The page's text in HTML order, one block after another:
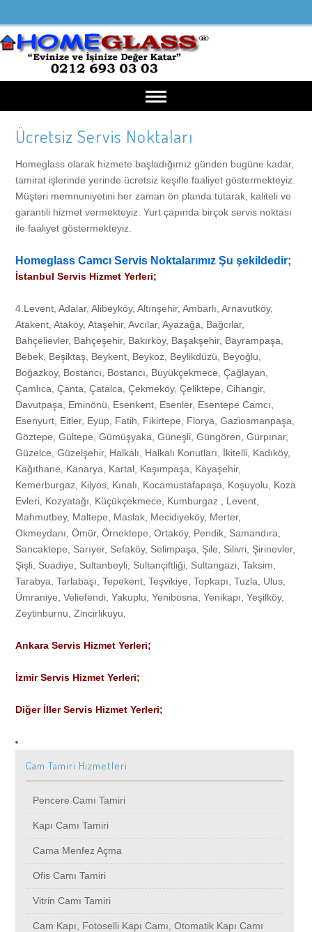
Anasayfa
Hakkımızda
Hakkımızda
Misyonumuz
Hedefimiz
Kalite Politikamız
Cam Tamiri
Pencere Camı Tamiri
Cama Menfez Açma
Ofis Camı Tamiri
Vitrin Camı Tamiri
Cam Kapı, Fotoselli Kapı Camı, Otomatik Kapı Camı Tamiri
Duşakabin Camı Tamiri
Cam Balkon Tamiri
Çerçeve Camı Tamiri
Masa Camı ve Sehpa Camı Tamiri
Ürünlerimiz
Kapı Camı İmalatı ve Montajı
Ofis Camı İmalatı ve Bölme İşlemi
Vitrin Camı İmalatı ve Montajı
Duşakabin İmalatı Montajı ve Camı
Dış Cephe Camlama
Çerçeve, Dekoratif Ayna, Bombeli Ayna İmalatı, Satışı, Montajı
Cam Balkon, Katlanır Cam Sistemleri, Kış Bahçesi İmalatı, Satışı ve
Cam Kapı İmalatı, Satışı, Montajı
Temperli Cam, Lamine Cam, İmalatı, Satışı, Montajı
Servis
Camcı
İkitelli
Merter
Bakırköy
Arnavutköy
Ataşehir
Ataköy
Beykoz
Bahçelievler
Bahçeşehir
Başakşehir
İletişim
Ücretsiz Servis Noktaları
Homeglass olarak hizmete başladığımız günden bugüne kadar,
tamirat işlerinde yerinde ücretsiz keşifle faaliyet göstermekteyiz.
Müşteri memnuniyetini her zaman ön planda tutarak, kaliteli ve
garantili hizmet vermekteyiz. Yurt çapında birçok servis noktası
ile faaliyet göstermekteyiz.
Homeglass Camcı Servis Noktalarımız Şu şekildedir;
İstanbul Servis Hizmet Yerleri;
4.Levent, Adalar, Alibeyköy, Altınşehir, Ambarlı, Arnavutköy,
Atakent, Ataköy, Ataşehir, Avcılar, Ayazağa, Bağcılar,
Bahçelievler, Bahçeşehir, Bakırköy, Başakşehir, Bayrampaşa,
Bebek, Beşiktaş, Beykent, Beykoz, Beylikdüzü, Beyoğlu,
Boğazköy, Bostancı, Bostancı, Büyükçekmece, Çağlayan,
Çamlıca, Çanta, Çatalca, Çekmeköy, Çeliktepe, Cihangir,
Davutpaşa, Eminönü, Esenkent, Esenler, Esentepe Camcı,
Esenyurt, Eitler, Eyüp, Fatih, Fikirtepe, Florya, Gaziosmanpaşa,
Göztepe, Gültepe, Gümüşyaka, Güneşli, Güngören, Gürpınar,
Güzelce, Güzelşehir, Halkalı, Halkalı Konutları, İkitelli, Kadıköy,
Kağıthane, Kanarya, Kartal, Kaşımpaşa, Kayaşehir,
Kemerburgaz, Kilyos, Kınalı, Kocamustafapaşa, Koşuyolu, Koza
Evleri, Kozyatağı, Küçükçekmece, Kumburgaz , Levent,
Mahmutbey, Maltepe, Maslak, Mecidiyeköy, Merter,
Okmeydanı, Ömür, Örnektepe, Ortaköy, Pendik, Samandıra,
Sancaktepe, Sarıyer, Sefaköy, Selimpaşa, Şile, Silivri, Şirinevler,
Şişli, Suadiye, Sultanbeyli, Sultançiftliği, Sultangazi, Taksim,
Tarabya, Tarlabaşı, Tepekent, Teşvikiye, Topkapı, Tuzla, Ulus,
Ümraniye, Veliefendi, Yakuplu, Yenibosna, Yenikapı, Yeşilköy,
Zeytinburnu, Zincirlikuyu,
Ankara Servis Hizmet Yerleri;
İzmir Servis Hizmet Yerleri;
Diğer İller Servis Hizmet Yerleri;
Cam Tamiri Hizmetleri
Pencere Camı Tamiri
Kapı Camı Tamiri
Cama Menfez Açma
Ofis Camı Tamiri
Vitrin Camı Tamiri
Cam Kapı, Fotoselli Kapı Camı, Otomatik Kapı Camı